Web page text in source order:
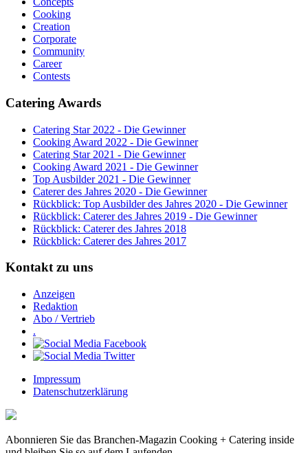
Cooking
Creation
Corporate
Community
Career
Contests
Catering Awards
Catering Star 2022 - Die Gewinner
Cooking Award 2022 - Die Gewinner
Catering Star 2021 - Die Gewinner
Cooking Award 2021 - Die Gewinner
Top Ausbilder 2021 - Die Gewinner
Caterer des Jahres 2020 - Die Gewinner
Rückblick: Top Ausbilder des Jahres 2020 - Die Gewinner
Rückblick: Caterer des Jahres 2019 - Die Gewinner
Rückblick: Caterer des Jahres 2018
Rückblick: Caterer des Jahres 2017
Kontakt zu uns
Anzeigen
Redaktion
Abo / Vertrieb
.
Impressum
Datenschutzerklärung
Abonnieren Sie das Branchen-Magazin Cooking + Catering inside